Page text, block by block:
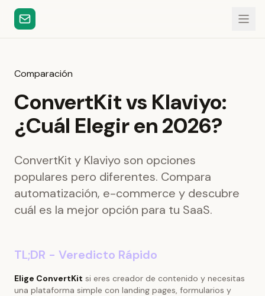
Comparación
ConvertKit vs Klaviyo:
¿Cuál Elegir en 2026?
ConvertKit y Klaviyo son opciones
populares pero diferentes. Compara
automatización, e-commerce y descubre
cuál es la mejor opción para tu SaaS.
TL;DR - Veredicto Rápido
Elige ConvertKit si eres creador de contenido y necesitas
una plataforma simple con landing pages, formularios y